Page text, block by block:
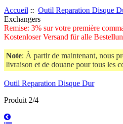
Accueil :: Outil Reparation Disque
Exchangers
Remise: 3% sur votre première
Kostenloser Versand für alle
Note: À partir de maintenant, nous
livraison et de douane pour tous les
Outil Reparation Disque Dur
Produit 2/4